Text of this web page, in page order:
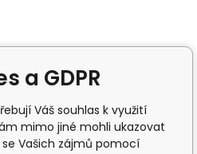
a GDPR
Váš souhlas k využití
mimo jiné mohli ukazovat
Vašich zájmů pomocí